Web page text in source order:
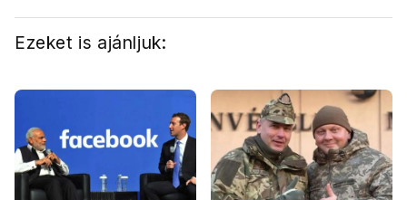
Ezeket is ajánljuk: